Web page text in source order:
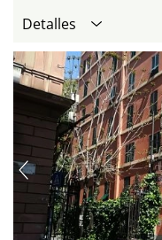
Detalles